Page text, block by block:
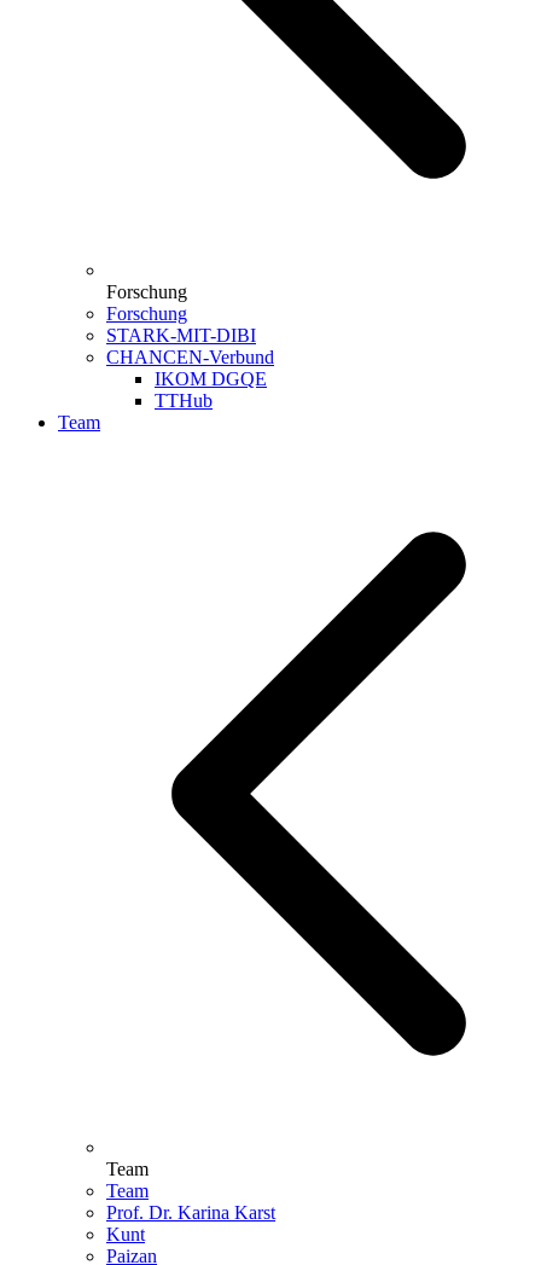
Forschung
Forschung
STARK-MIT-DIBI
CHANCEN-Verbund
IKOM DGQE
TTHub
Team
Team
Team
Prof. Dr. Karina Karst
Kunt
Paizan